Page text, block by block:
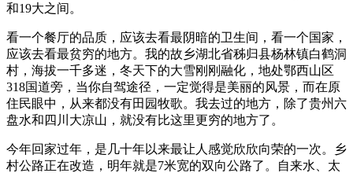
和19大之间。
看一个餐厅的品质，应该去看最阴暗的卫生间，看一个国家，
应该去看最贫穷的地方。我的故乡湖北省秭归县杨林镇白鹤洞
村，海拔一千多迷，冬天下的大雪刚刚融化，地处鄂西山区
318国道旁，当你自驾途径，一定觉得是美丽的风景，而在原
住民眼中，从来都没有田园牧歌。我去过的地方，除了贵州六
盘水和四川大凉山，就没有比这里更穷的地方了。
今年回家过年，是几十年以来最让人感觉欣欣向荣的一次。乡
村公路正在改造，明年就是7米宽的双向公路了。自来水、太